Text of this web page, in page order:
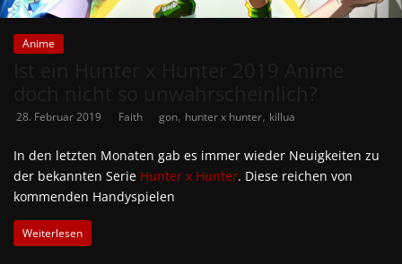
Anime
28. Februar 2019 Faith gon, hunter x hunter, killua
In den letzten Monaten gab es immer wieder Neuigkeiten zu
der bekannten Serie Hunter x Hunter. Diese reichen von
kommenden Handyspielen
Weiterlesen